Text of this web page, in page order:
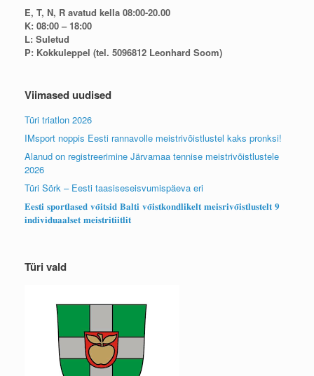
E, T, N, R avatud kella 08:00-20.00
K: 08:00 – 18:00
L: Suletud
P: Kokkuleppel (tel. 5096812 Leonhard Soom)
Viimased uudised
Türi triatlon 2026
IMsport noppis Eesti rannavolle meistrivõistlustel kaks pronksi!
Alanud on registreerimine Järvamaa tennise meistrivõistlustele
2026
Türi Sörk – Eesti taasiseseisvumispäeva eri
𝐄𝐞𝐬𝐭𝐢 𝐬𝐩𝐨𝐫𝐭𝐥𝐚𝐬𝐞𝐝 𝐯𝐨̃𝐢𝐭𝐬𝐢𝐝 𝐁𝐚𝐥𝐭𝐢 𝐯𝐨̃𝐢𝐬𝐭𝐤𝐨𝐧𝐝𝐥𝐢𝐤𝐞𝐥𝐭 𝐦𝐞𝐢𝐬𝐫𝐢𝐯𝐨̃𝐢𝐬𝐭𝐥𝐮𝐬𝐭𝐞𝐥𝐭 𝟗
𝐢𝐧𝐝𝐢𝐯𝐢𝐝𝐮𝐚𝐚𝐥𝐬𝐞𝐭 𝐦𝐞𝐢𝐬𝐭𝐫𝐢𝐭𝐢𝐢𝐭𝐥𝐢𝐭
Türi vald